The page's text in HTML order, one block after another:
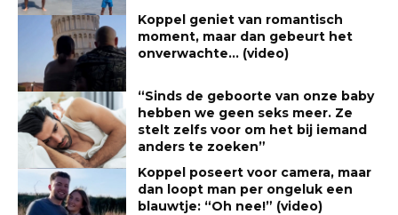
Koppel geniet van romantisch
moment, maar dan gebeurt het
onverwachte… (video)
“Sinds de geboorte van onze baby
hebben we geen seks meer. Ze
stelt zelfs voor om het bij iemand
anders te zoeken”
Koppel poseert voor camera, maar
dan loopt man per ongeluk een
blauwtje: “Oh nee!” (video)